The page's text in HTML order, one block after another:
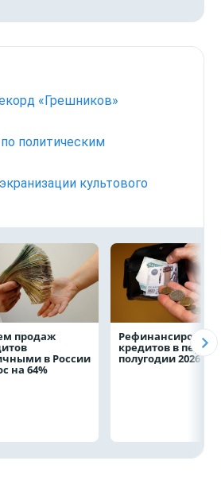
«Грешников»
политическим
культового
продаж
в России
на 64%
Рефинансирование
кредитов в первом
полугодии 2026 года